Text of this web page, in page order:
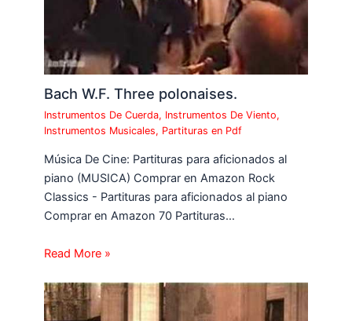
Bach W.F. Three polonaises.
Instrumentos De Cuerda, Instrumentos De Viento,
Instrumentos Musicales, Partituras en Pdf
Música De Cine: Partituras para aficionados al
piano (MUSICA) Comprar en Amazon Rock
Classics - Partituras para aficionados al piano
Comprar en Amazon 70 Partituras…
Read More »